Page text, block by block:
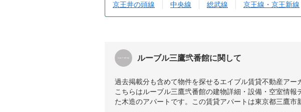
京王井の頭線 中央線 総武線 京王線・京王新線
ルーブル三鷹弐番館に関して
過去掲載分も含めて物件を探せるエイブル賃貸不動産アー
こちらはルーブル三鷹弐番館の建物詳細・設備・空室情
た木造のアパートです。この賃貸アパートは東京都三鷹